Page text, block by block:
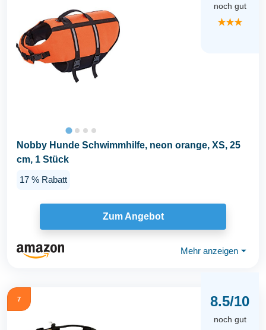
noch gut
★★★
Nobby Hunde Schwimmhilfe, neon orange, XS, 25
cm, 1 Stück
17 % Rabatt
Zum Angebot
Mehr anzeigen ⏷
7 8.5/10
noch gut